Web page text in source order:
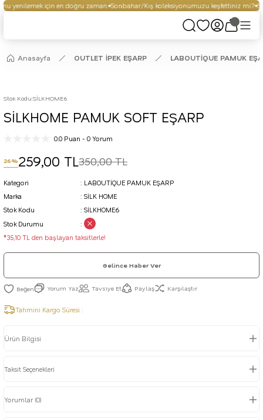
yenilemek için en doğru zaman. Sonbahar/Kış koleksiyonumuzu keşfettiniz mi?
Anasayfa OUTLET İPEK EŞARP LABOUTİQUE PAMUK
Stok Kodu:SİLKHOME6
SİLKHOME PAMUK SOFT EŞARP
0.0 Puan - 0 Yorum
26%259,00 TL350,00 TL
Kategori
LABOUTİQUE PAMUK EŞARP
Marka
SİLK HOME
Stok Kodu
SİLKHOME6
Stok Durumu
*35,10 TL den başlayan taksitlerle!
Gelince Haber Ver
Yorum Yaz Tavsiye Et Paylaş Karşılaştır
Tahmini Kargo Süresi :
Ürün Bilgisi
Taksit Seçenekleri
Yorumlar (0)